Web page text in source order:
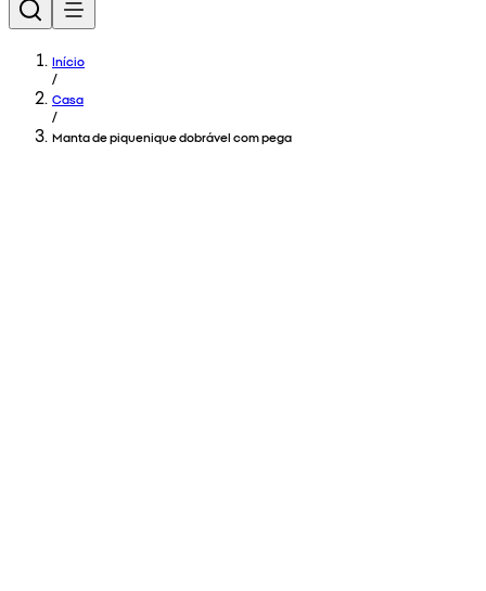
Início
/
Casa
/
Manta de piquenique dobrável com pega